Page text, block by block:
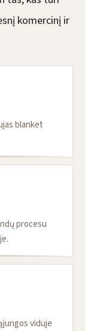
komercinį ir
blanket
procesu
viduje